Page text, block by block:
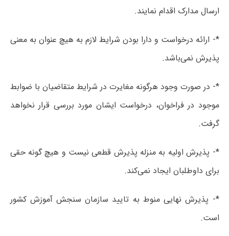
ارسال مدارک اقدام نمایند.
*- ارائه درخواست و دارا بودن شرایط لازم به هیچ عنوان به معنی
پذیرش نمی‌باشد.
*- در صورت وجود هرگونه مغایرت در شرایط متقاضیان با ضوابط
موجود در فراخوان، درخواست ایشان مورد بررسی قرار نخواهد
گرفت.
*- پذیرش اولیه به منزله پذیرش قطعی نیست و هیچ گونه حقی
برای داوطلبان ایجاد نمی‌کند.
*- پذیرش نهایی منوط به تایید سازمان سنجش آموزش کشور
است.